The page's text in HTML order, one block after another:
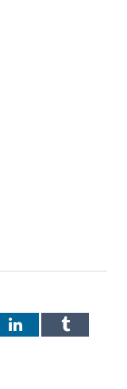
LinkedInTumblr